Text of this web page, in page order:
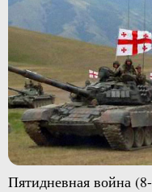
Пятидневная война